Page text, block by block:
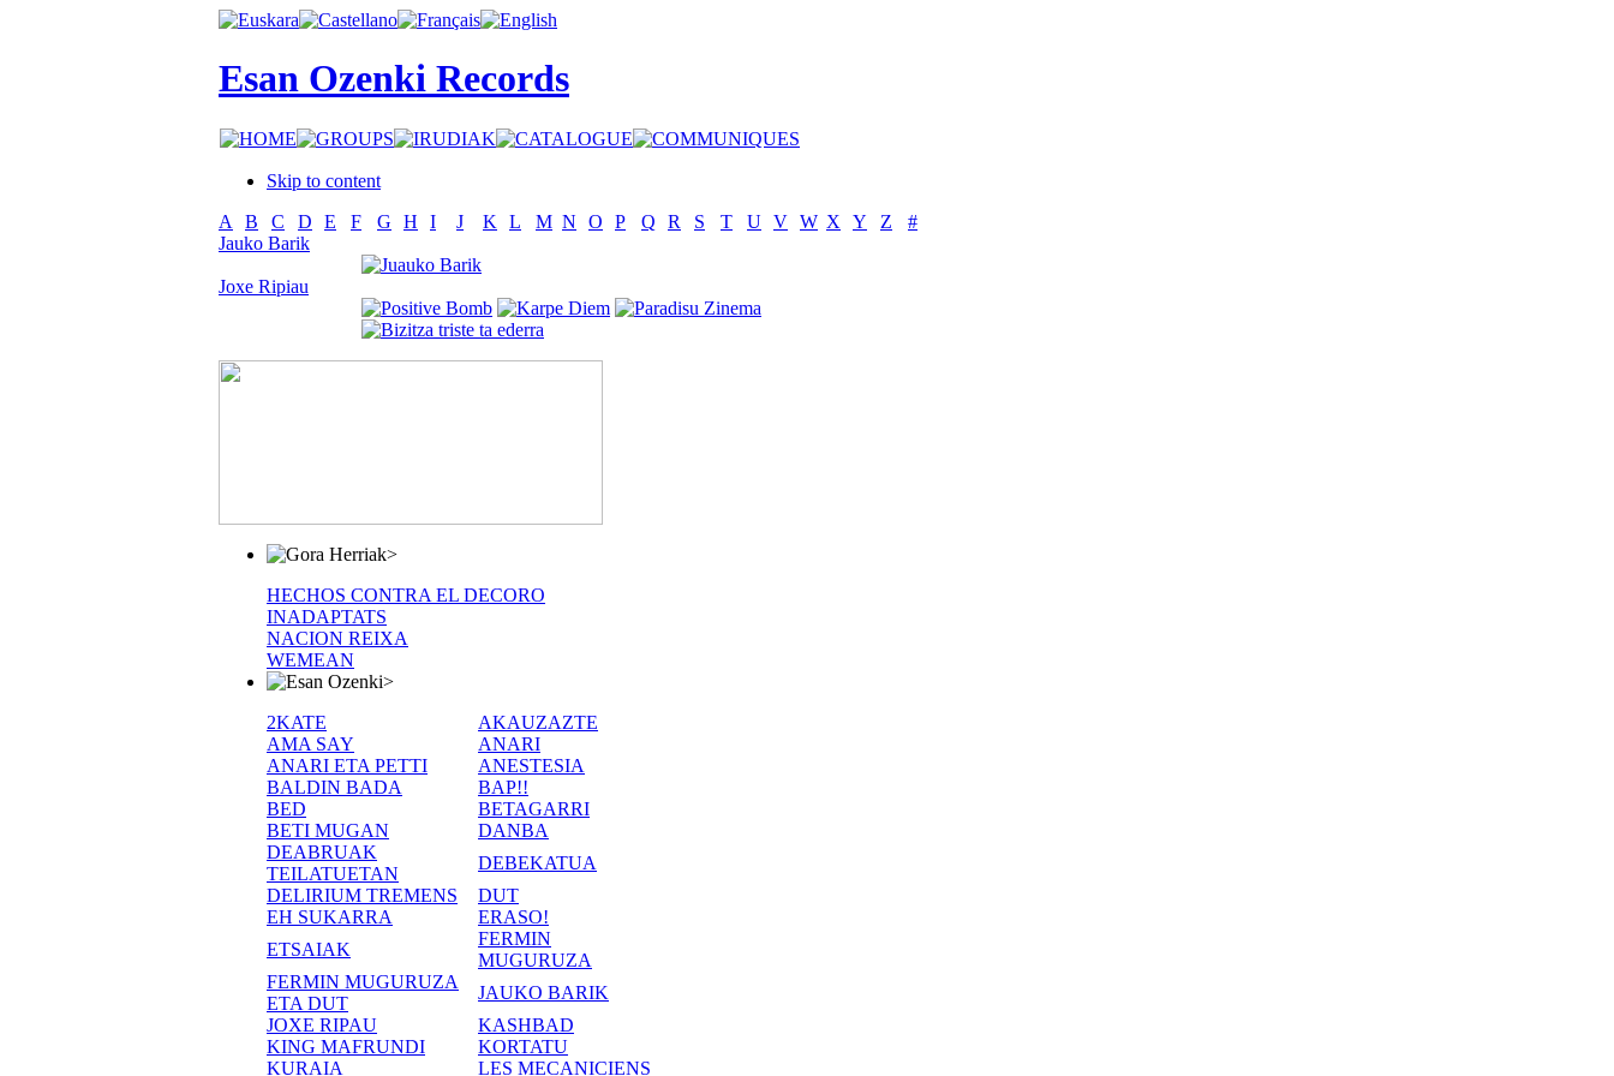
Esan Ozenki Records
Skip to content
A
B C D E F G H I J K L M N O P Q R S T U V W X Y Z
#
Jauko Barik
Joxe Ripiau
>
HECHOS CONTRA EL DECORO
INADAPTATS
NACION REIXA
WEMEAN
>
2KATE
AKAUZAZTE
AMA SAY
ANARI
ANARI ETA PETTI
ANESTESIA
BALDIN BADA
BAP!!
BED
BETAGARRI
BETI MUGAN
DANBA
DEABRUAK
TEILATUETAN
DEBEKATUA
DELIRIUM TREMENS
DUT
EH SUKARRA
ERASO!
ETSAIAK
FERMIN
MUGURUZA
FERMIN MUGURUZA
ETA DUT
JAUKO BARIK
JOXE RIPAU
KASHBAD
KING MAFRUNDI
KORTATU
KURAIA
LES MECANICIENS